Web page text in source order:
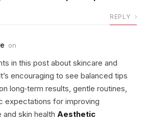
REPLY
on
in this post about skincare and
encouraging to see balanced tips
long‑term results, gentle routines,
expectations for improving
skin health Aesthetic